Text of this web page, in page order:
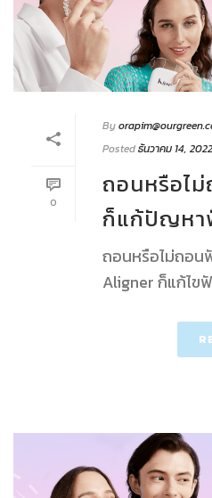
0
By
Postedธันวาคม 14, 2022
ถอนหรือไ
ก็แก้ปัญหา
ถอนหรือไม่ถอน
Aligner ก็แก้ไข